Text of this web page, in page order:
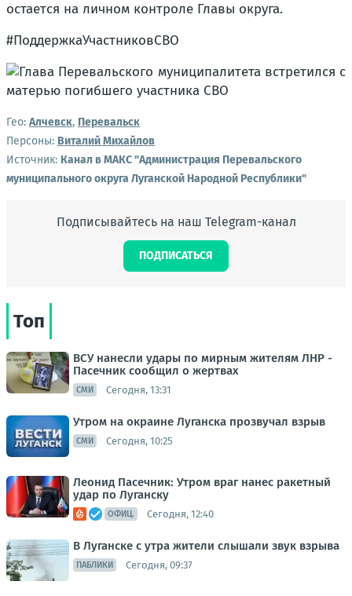
остается на личном контроле Главы округа.
#ПоддержкаУчастниковСВО
Гео: Алчевск, Перевальск
Персоны: Виталий Михайлов
Источник: Канал в МАКС "Администрация Перевальского
муниципального округа Луганской Народной Республики"
Подписывайтесь на наш Telegram-канал
ПОДПИСАТЬСЯ
Топ
ВСУ нанесли удары по мирным жителям ЛНР -
Пасечник сообщил о жертвах
СМИ Сегодня, 13:31
Утром на окраине Луганска прозвучал взрыв
СМИ Сегодня, 10:25
Леонид Пасечник: Утром враг нанес ракетный
удар по Луганску
ОФИЦ. Сегодня, 12:40
В Луганске с утра жители слышали звук взрыва
ПАБЛИКИ Сегодня, 09:37